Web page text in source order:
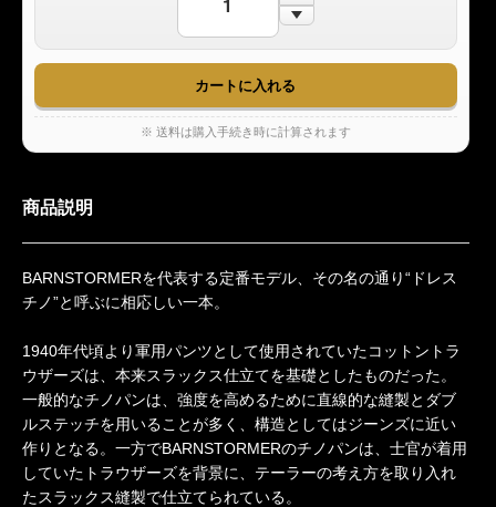
※ 送料は購入手続き時に計算されます
商品説明
BARNSTORMERを代表する定番モデル、その名の通り“ドレス
チノ”と呼ぶに相応しい一本。
1940年代頃より軍用パンツとして使用されていたコットントラ
ウザーズは、本来スラックス仕立てを基礎としたものだった。
一般的なチノパンは、強度を高めるために直線的な縫製とダブ
ルステッチを用いることが多く、構造としてはジーンズに近い
作りとなる。一方でBARNSTORMERのチノパンは、士官が着用
していたトラウザーズを背景に、テーラーの考え方を取り入れ
たスラックス縫製で仕立てられている。